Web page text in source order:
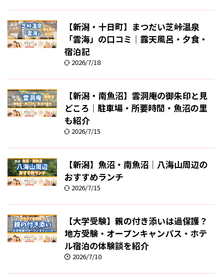
【新潟・十日町】まつだい芝峠温泉
「雲海」の口コミ｜露天風呂・夕食・
宿泊記
2026/7/18
【新潟・南魚沼】雲洞庵の御朱印と見
どころ｜駐車場・所要時間・魚沼の里
も紹介
2026/7/15
【新潟】魚沼・南魚沼｜八海山周辺の
おすすめランチ
2026/7/15
【大学受験】親の付き添いは過保護？
地方受験・オープンキャンパス・ホテ
ル宿泊の体験談を紹介
2026/7/10